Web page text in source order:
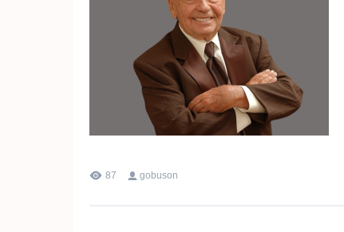
87 gobuson